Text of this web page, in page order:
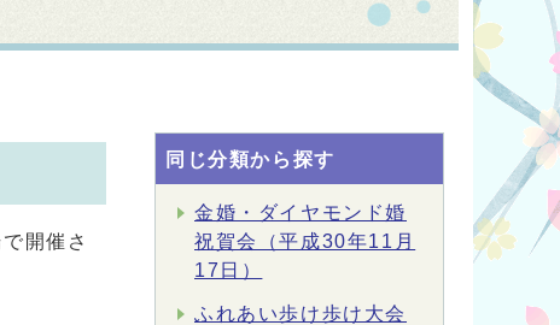
開催さ
同じ分類から探す
金婚・ダイヤモンド婚
祝賀会（平成30年11月
17日）
ふれあい歩け歩け大会